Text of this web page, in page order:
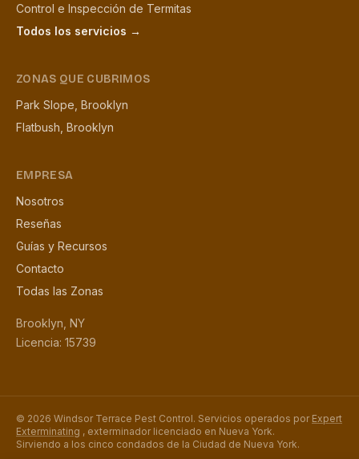
Control e Inspección de Termitas
Todos los servicios →
ZONAS QUE CUBRIMOS
Park Slope, Brooklyn
Flatbush, Brooklyn
EMPRESA
Nosotros
Reseñas
Guías y Recursos
Contacto
Todas las Zonas
Brooklyn, NY
Licencia: 15739
© 2026 Windsor Terrace Pest Control. Servicios operados por Expert
Exterminating , exterminador licenciado en Nueva York.
Sirviendo a los cinco condados de la Ciudad de Nueva York.